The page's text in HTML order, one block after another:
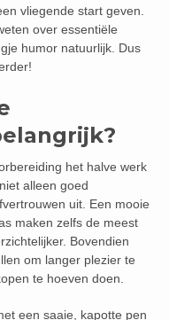
vliegende start geven.
over essentiële
humor natuurlijk. Dus
het halve werk
alleen goed
uit. Een mooie
maken zelfs de meest
Bovendien
om langer plezier te
te hoeven doen.
een saaie, kapotte pen